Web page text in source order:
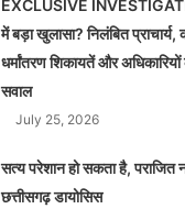
EXCLUSIVE
में बड़ा खुलासा? निलंबित
धर्मांतरण शिकायतें और
सवाल
July 25, 2026
सत्य परेशान हो सकता है, पराजित
छत्तीसगढ़ डायोसिस